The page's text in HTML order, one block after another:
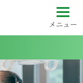
メニュー